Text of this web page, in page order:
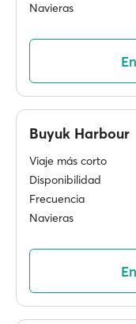
Navieras
Buyuk Harbour
Viaje más corto
Disponibilidad
Frecuencia
Navieras